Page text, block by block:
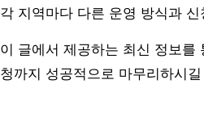
각 지역마다 다른 운영 방식과
이 글에서 제공하는 최신 정보를
청까지 성공적으로 마무리하시